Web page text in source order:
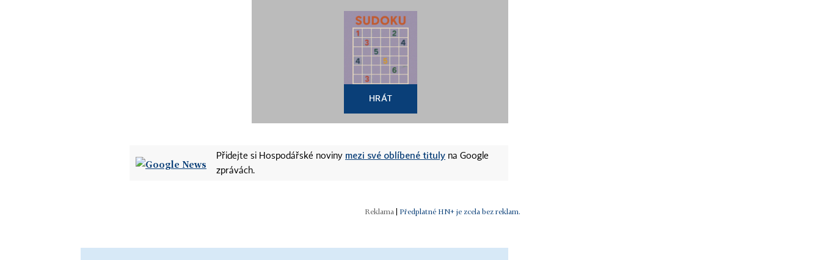
HRÁT
Přidejte si Hospodářské noviny mezi své oblíbené tituly na Google
zprávách.
Předplatné HN+ je zcela bez reklam.